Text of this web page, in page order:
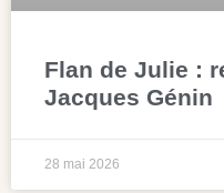
Flan de Julie :
Jacques Génin
28 mai 2026